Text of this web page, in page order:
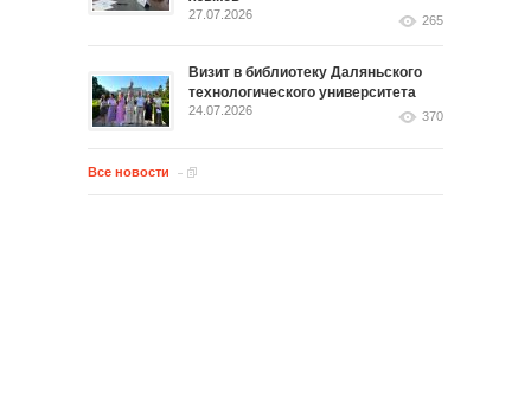
27.07.2026 265
Визит в библиотеку Даляньского
технологического университета
24.07.2026 370
Все новости